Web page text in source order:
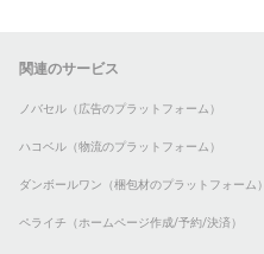
関連のサービス
ノバセル（広告のプラットフォーム）
ハコベル（物流のプラットフォーム）
ダンボールワン（梱包材のプラットフォーム）
ペライチ（ホームページ作成/予約/決済）